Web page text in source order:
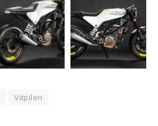
Vitpilen